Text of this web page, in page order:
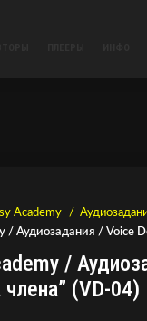
Academy
/ Аудиозадания / Voice
/
(VD-04)